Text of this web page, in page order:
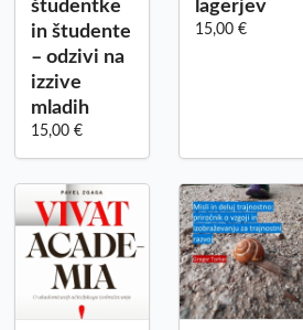
študentke
in študente
– odzivi na
izzive
mladih
15,00 €
lagerjev
15,00 €